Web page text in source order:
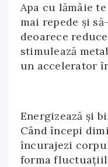
Apa cu lămâie
mai repede și
deoarece
stimulează
un accelerator
Energizează și
Când începi
încurajezi
forma